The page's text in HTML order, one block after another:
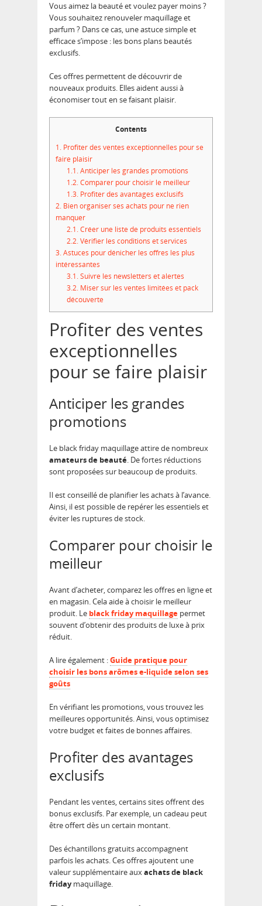
Vous aimez la beauté et voulez payer moins ?
Vous souhaitez renouveler maquillage et
parfum ? Dans ce cas, une astuce simple et
efficace s’impose : les bons plans beautés
exclusifs.
Ces offres permettent de découvrir de
nouveaux produits. Elles aident aussi à
économiser tout en se faisant plaisir.
Contents
1. Profiter des ventes exceptionnelles pour se
faire plaisir
1.1.Anticiper les grandes promotions
1.2.Comparer pour choisir le meilleur
1.3.Profiter des avantages exclusifs
2. Bien organiser ses achats pour ne rien
manquer
2.1.Créer une liste de produits essentiels
2.2.Vérifier les conditions et services
3.Astuces pour dénicher les offres les plus
intéressantes
3.1.Suivre les newsletters et alertes
3.2.Miser sur les ventes limitées et pack
découverte
Profiter des ventes
exceptionnelles
pour se faire plaisir
Anticiper les grandes
promotions
Le black friday maquillage attire de nombreux
amateurs de beauté. De fortes réductions
sont proposées sur beaucoup de produits.
Il est conseillé de planifier les achats à l’avance.
Ainsi, il est possible de repérer les essentiels et
éviter les ruptures de stock.
Comparer pour choisir le
meilleur
Avant d’acheter, comparez les offres en ligne et
en magasin. Cela aide à choisir le meilleur
produit. Le black friday maquillage permet
souvent d’obtenir des produits de luxe à prix
réduit.
A lire également :Guide pratique pour
choisir les bons arômes e-liquide selon ses
goûts
En vérifiant les promotions, vous trouvez les
meilleures opportunités. Ainsi, vous optimisez
votre budget et faites de bonnes affaires.
Profiter des avantages
exclusifs
Pendant les ventes, certains sites offrent des
bonus exclusifs. Par exemple, un cadeau peut
être offert dès un certain montant.
Des échantillons gratuits accompagnent
parfois les achats. Ces offres ajoutent une
valeur supplémentaire auxachats de black
fridaymaquillage.